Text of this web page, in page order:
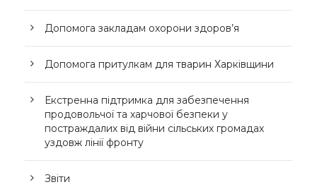
Допомога закладам охорони здоров’я
Допомога притулкам для тварин Харківщини
Екстренна підтримка для забезпечення
продовольчої та харчової безпеки у
постраждалих від війни сільських громадах
уздовж лінії фронту
Звіти